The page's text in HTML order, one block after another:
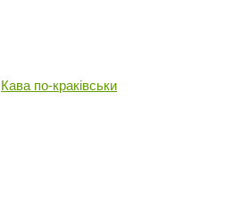
Кава по-краківськи